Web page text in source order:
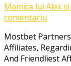
Mamica lui Alex
comentariu
Online
Enjoy
Mostbet
Affiliates,
And Friendliest